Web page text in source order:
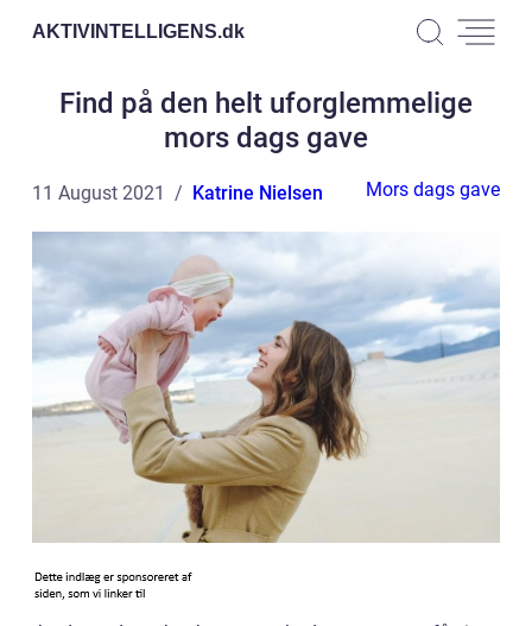
AKTIVINTELLIGENS.dk
Find på den helt uforglemmelige
mors dags gave
11 August 2021 Katrine Nielsen Mors dags gave